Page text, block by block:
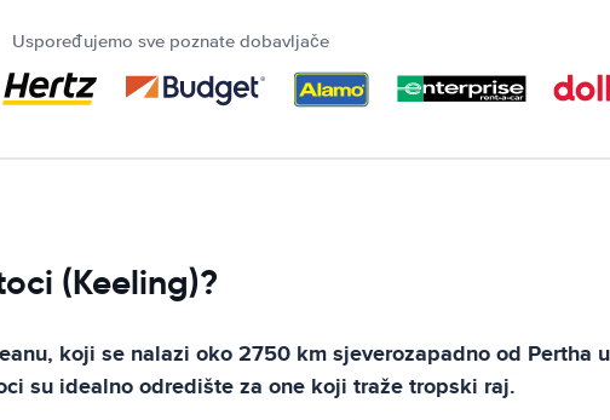
Uspoređujemo sve poznate dobavljače
(Keeling)?
koji se nalazi oko 2750 km sjeverozapadno od
su idealno odredište za one koji traže tropski raj.